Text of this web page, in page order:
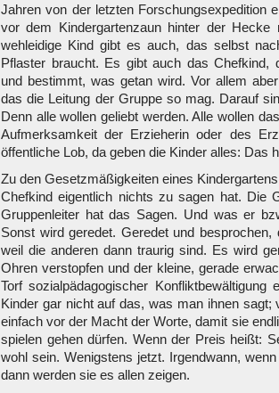
Jahren von der letzten Forschungsexpedition
vor dem Kindergartenzaun hinter der Hecke
wehleidige Kind gibt es auch, das selbst
Pflaster braucht. Es gibt auch das Chefkind,
und bestimmt, was getan wird. Vor allem
das die Leitung der Gruppe so mag. Darauf
Denn alle wollen geliebt werden. Alle wollen
Aufmerksamkeit der Erzieherin oder des
öffentliche Lob, da geben die Kinder alles: Das
Zu den Gesetzmäßigkeiten eines
Chefkind eigentlich nichts zu sagen hat. Die
Gruppenleiter hat das Sagen. Und was er
Sonst wird geredet. Geredet und
weil die anderen dann traurig sind. Es wird
Ohren verstopfen und der kleine, gerade
Torf sozialpädagogischer Konfliktbewältigung
Kinder gar nicht auf das, was man ihnen sagt;
einfach vor der Macht der Worte, damit sie
spielen gehen dürfen. Wenn der Preis heißt:
wohl sein. Wenigstens jetzt. Irgendwann,
dann werden sie es allen zeigen.